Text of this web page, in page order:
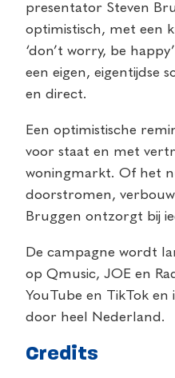
presentator Steven
optimistisch, met een
‘don’t worry, be
een eigen, eigentijdse
en direct.
Een optimistische
voor staat en met
woningmarkt. Of het
doorstromen,
Bruggen ontzorgt bij
De campagne wordt
op Qmusic, JOE en
YouTube en TikTok en
door heel Nederland.
Credits